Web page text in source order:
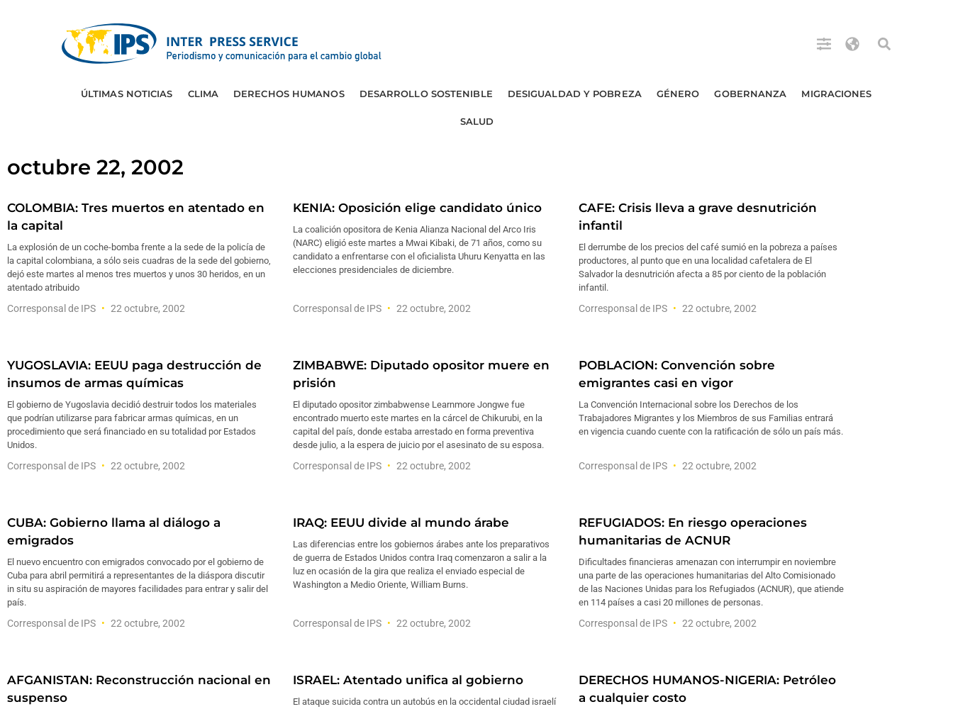
ÚLTIMAS NOTICIAS CLIMA DERECHOS HUMANOS DESARROLLO SOSTENIBLE DESIGUALDAD Y POBREZA GÉNERO GOBERNANZA MIGRACIONES
SALUD
octubre 22, 2002
COLOMBIA: Tres muertos en atentado en
la capital
La explosión de un coche-bomba frente a la sede de la policía de
la capital colombiana, a sólo seis cuadras de la sede del gobierno,
dejó este martes al menos tres muertos y unos 30 heridos, en un
atentado atribuido
Corresponsal de IPS 22 octubre, 2002
KENIA: Oposición elige candidato único
La coalición opositora de Kenia Alianza Nacional del Arco Iris
(NARC) eligió este martes a Mwai Kibaki, de 71 años, como su
candidato a enfrentarse con el oficialista Uhuru Kenyatta en las
elecciones presidenciales de diciembre.
Corresponsal de IPS 22 octubre, 2002
CAFE: Crisis lleva a grave desnutrición
infantil
El derrumbe de los precios del café sumió en la pobreza a países
productores, al punto que en una localidad cafetalera de El
Salvador la desnutrición afecta a 85 por ciento de la población
infantil.
Corresponsal de IPS 22 octubre, 2002
YUGOSLAVIA: EEUU paga destrucción de
insumos de armas químicas
El gobierno de Yugoslavia decidió destruir todos los materiales
que podrían utilizarse para fabricar armas químicas, en un
procedimiento que será financiado en su totalidad por Estados
Unidos.
Corresponsal de IPS 22 octubre, 2002
ZIMBABWE: Diputado opositor muere en
prisión
El diputado opositor zimbabwense Learnmore Jongwe fue
encontrado muerto este martes en la cárcel de Chikurubi, en la
capital del país, donde estaba arrestado en forma preventiva
desde julio, a la espera de juicio por el asesinato de su esposa.
Corresponsal de IPS 22 octubre, 2002
POBLACION: Convención sobre
emigrantes casi en vigor
La Convención Internacional sobre los Derechos de los
Trabajadores Migrantes y los Miembros de sus Familias entrará
en vigencia cuando cuente con la ratificación de sólo un país más.
Corresponsal de IPS 22 octubre, 2002
CUBA: Gobierno llama al diálogo a
emigrados
El nuevo encuentro con emigrados convocado por el gobierno de
Cuba para abril permitirá a representantes de la diáspora discutir
in situ su aspiración de mayores facilidades para entrar y salir del
país.
Corresponsal de IPS 22 octubre, 2002
IRAQ: EEUU divide al mundo árabe
Las diferencias entre los gobiernos árabes ante los preparativos
de guerra de Estados Unidos contra Iraq comenzaron a salir a la
luz en ocasión de la gira que realiza el enviado especial de
Washington a Medio Oriente, William Burns.
Corresponsal de IPS 22 octubre, 2002
REFUGIADOS: En riesgo operaciones
humanitarias de ACNUR
Dificultades financieras amenazan con interrumpir en noviembre
una parte de las operaciones humanitarias del Alto Comisionado
de las Naciones Unidas para los Refugiados (ACNUR), que atiende
en 114 países a casi 20 millones de personas.
Corresponsal de IPS 22 octubre, 2002
AFGANISTAN: Reconstrucción nacional en
suspenso
ISRAEL: Atentado unifica al gobierno
El ataque suicida contra un autobús en la occidental ciudad israelí
DERECHOS HUMANOS-NIGERIA: Petróleo
a cualquier costo